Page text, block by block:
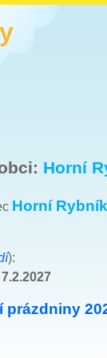
Horní
Horní
):
prázdniny